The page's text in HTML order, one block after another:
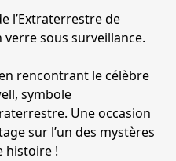
l’Extraterrestre de
verre sous surveillance.
rencontrant le célèbre
symbole
Une occasion
sur l’un des mystères
histoire !